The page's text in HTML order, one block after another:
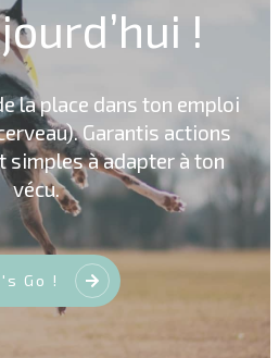
!
la place dans ton emploi
Garantis actions
simples à adapter à ton
vécu.
Go !